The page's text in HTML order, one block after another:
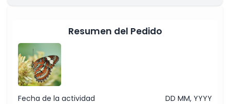
Horario de Apertura
Cosas a Saber
Resumen del Pedido
Fecha de la actividad
DD MM, YYYY